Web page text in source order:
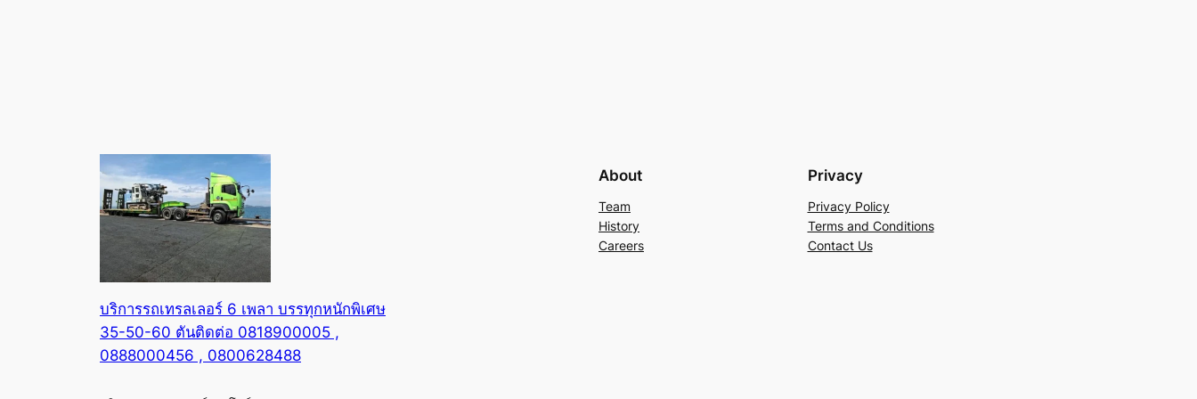
บริการรถเทรลเลอร์ 6 เพลา บรรทุกหนักพิเศษ
35-50-60 ตันติดต่อ 0818900005 ,
0888000456 , 0800628488
About
Team
History
Careers
Privacy
Privacy Policy
Terms and Conditions
Contact Us